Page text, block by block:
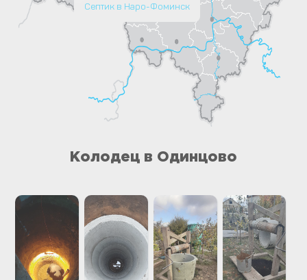
Септик в Наро-Фоминск
Колодец в Одинцово